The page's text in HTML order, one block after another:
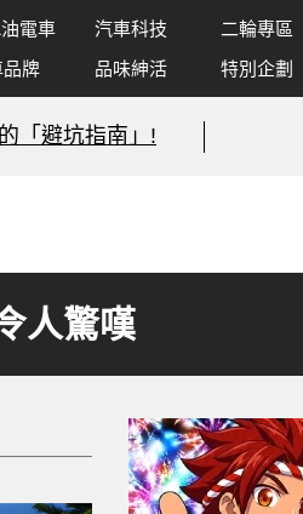
電車 汽車科技
二輪專區
牌 品味紳活 特別企劃
「避坑指南」!
人驚嘆